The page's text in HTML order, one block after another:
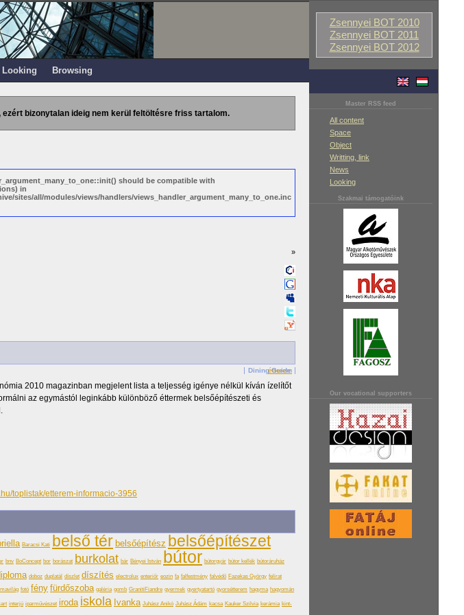
Zsennyei BOT 2010
Zsennyei BOT 2011
Zsennyei BOT 2012
Master RSS feed
All content
Space
Object
Writting, link
News
Looking
Szakmai támogatóink
Our vocational supporters
Looking Browsing
bizonytalan ideig nem kerül feltöltésre friss tartalom.
should be compatible with
in
sites/all/modules/views/handlers/views_handler_argument_many_to_one.inc
»
étterem
Dining Guide
2010 magazinban megjelent lista a teljesség igénye nélkül kíván ízelítőt
az egymástól leginkább különböző éttermek belsőépítészeti és
toplistak/etterem-informacio-3956
Baracsi Kati belső tér belsőépítész belsőépítészet
bnv BoConcept bor borászat burkolat bár Bényei István bútor bútorgyár bútor kellék bútoráruház
doboz duplatál díszlet díszítés electrolux enteriőr eozin fa falfestmény falvédő Fazekas György felirat
fotó fény fürdőszoba galéria gomb GranitiFiandre gyermek gyertyatartó gyorsétterem hagyma hagyomán
interjú iparművészet iroda iskola Ivanka Juhász Anikó Juhász Ádám kacsa Kauker Szilvia kerámia kint-